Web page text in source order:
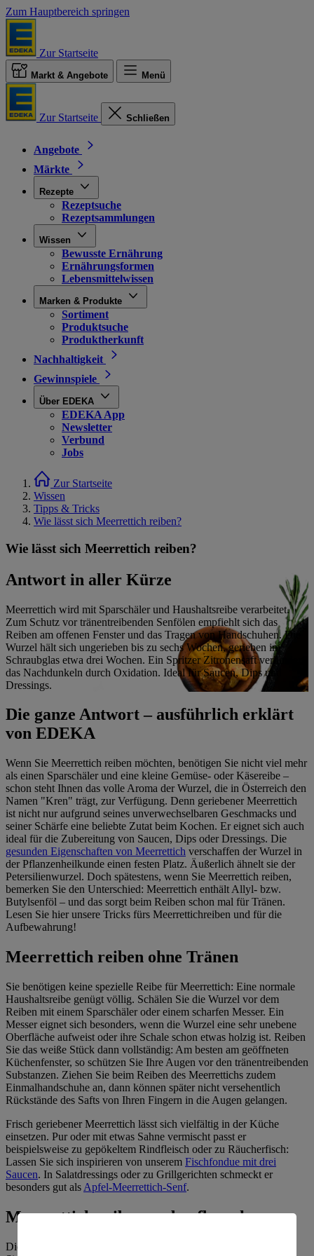
Zum Hauptbereich springen
Zur Startseite
Markt & Angebote Menü
Zur Startseite Schließen
Angebote
Märkte
Rezepte
Rezeptsuche
Rezeptsammlungen
Wissen
Bewusste Ernährung
Ernährungsformen
Lebensmittelwissen
Marken & Produkte
Sortiment
Produktsuche
Produktherkunft
Nachhaltigkeit
Gewinnspiele
Über EDEKA
EDEKA App
Newsletter
Verbund
Jobs
Zur Startseite
Wissen
Tipps & Tricks
Wie lässt sich Meerrettich reiben?
Wie lässt sich Meerrettich reiben?
Antwort in aller Kürze
Meerrettich wird mit Sparschäler und Haushaltsreibe verarbeitet.
Zum Schutz vor tränentreibenden Senfölen empfiehlt sich das
Reiben am offenen Fenster und das Tragen von Handschuhen. Die
Wurzel hält sich ungerieben bis zu sechs Wochen, gerieben im
Schraubglas etwa drei Wochen. Ein Spritzer Zitronensaft verhindert
das Nachdunkeln durch Oxidation. Ideal für Saucen, Dips und
Dressings.
Die ganze Antwort – ausführlich erklärt
von EDEKA
Wenn Sie Meerrettich reiben möchten, benötigen Sie nicht viel mehr
als einen Sparschäler und eine kleine Gemüse- oder Käsereibe –
schon steht Ihnen das volle Aroma der Wurzel, die in Österreich den
Namen "Kren" trägt, zur Verfügung. Denn geriebener Meerrettich
ist nicht nur aufgrund seines unverwechselbaren Geschmacks und
seiner Schärfe eine beliebte Zutat beim Kochen. Er eignet sich auch
ideal für die Zubereitung von Saucen, Dips oder Dressings. Die
gesunden Eigenschaften von Meerrettich verschaffen der Wurzel in
der Pflanzenheilkunde einen festen Platz. Äußerlich ähnelt sie der
Petersilienwurzel. Doch spätestens, wenn Sie Meerrettich reiben,
bemerken Sie den Unterschied: Meerrettich enthält Allyl- bzw.
Butylsenföl – und das sorgt beim Reiben schon mal für Tränen.
Lesen Sie hier unsere Tricks fürs Meerrettichreiben und für die
Aufbewahrung!
Meerrettich reiben ohne Tränen
Sie benötigen keine spezielle Reibe für Meerrettich: Eine normale
Haushaltsreibe genügt völlig. Schälen Sie die Wurzel vor dem
Reiben mit einem Sparschäler oder einem scharfen Messer. Ein
Messer eignet sich besonders, wenn die Wurzel eine sehr unebene
Oberfläche aufweist oder ihre Schale schon etwas holzig ist. Reiben
Sie das weiße Stück dann vollständig: Am besten am geöffneten
Küchenfenster, so schützen Sie Ihre Augen vor den tränentreibenden
Substanzen. Ziehen Sie beim Reiben des Meerrettichs zudem
Einmalhandschuhe an, dann können später nicht versehentlich
Rückstände des Safts von Ihren Fingern in die Augen gelangen.
Frisch geriebener Meerrettich lässt sich vielfältig in der Küche
einsetzen. Pur oder mit etwas Sahne vermischt passt er
beispielsweise zu gepökeltem Rindfleisch oder zu Räucherfisch:
Lassen Sie sich inspirieren von unserem Fischfondue mit drei
Saucen. In Salatdressings oder zu Grillgerichten schmeckt er
besonders gut als Apfel-Meerrettich-Senf.
Meerrettich reiben und aufbewahren
Die Haltbarkeit von frischem Meerrettich variiert, je nachdem, ob